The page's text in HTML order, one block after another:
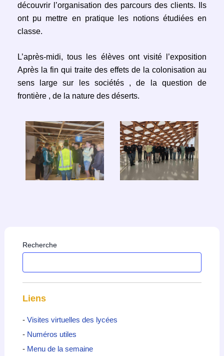
découvrir l’organisation des parcours des clients. Ils
ont pu mettre en pratique les notions étudiées en
classe.
L’après-midi, tous les élèves ont visité l’exposition
Après la fin qui traite des effets de la colonisation au
sens large sur les sociétés , de la question de
frontière , de la nature des déserts.
Recherche
Liens
- Visites virtuelles des lycées
- Numéros utiles
- Menu de la semaine